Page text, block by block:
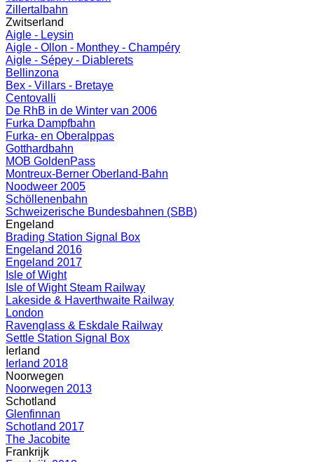
Zillertalbahn
Zwitserland
Aigle - Leysin
Aigle - Ollon - Monthey - Champéry
Aigle - Sépey - Diablerets
Bellinzona
Bex - Villars - Bretaye
Centovalli
De RhB in de Winter van 2006
Furka Dampfbahn
Furka- en Oberalppas
Gotthardbahn
MOB GoldenPass
Montreux-Berner Oberland-Bahn
Noodweer 2005
Schöllenenbahn
Schweizerische Bundesbahnen (SBB)
Engeland
Brading Station Signal Box
Engeland 2016
Engeland 2017
Isle of Wight
Isle of Wight Steam Railway
Lakeside & Haverthwaite Railway
London
Ravenglass & Eskdale Railway
Settle Station Signal Box
Ierland
Ierland 2018
Noorwegen
Noorwegen 2013
Schotland
Glenfinnan
Schotland 2017
The Jacobite
Frankrijk